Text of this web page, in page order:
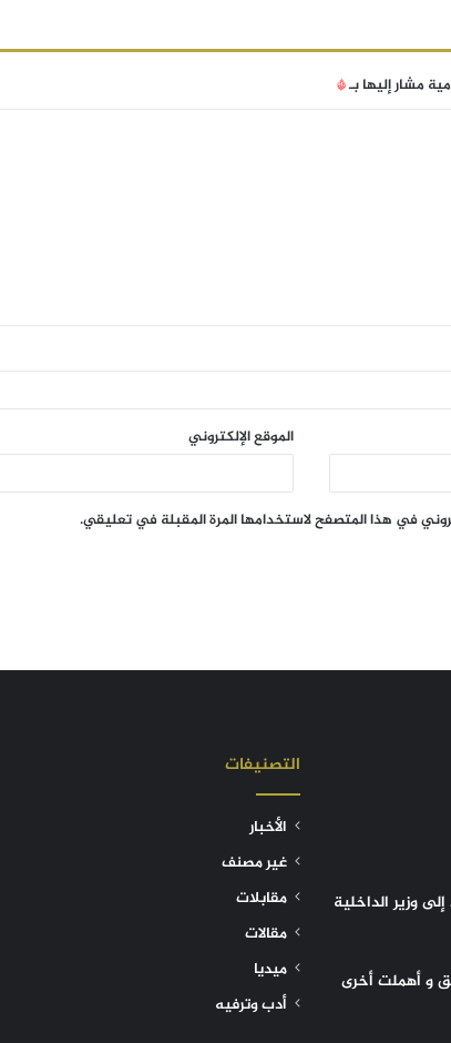
مشار إليها بـ*
الموقع الإلكتروني
في هذا المتصفح لاستخدامها المرة المقبلة في تعليقي.
وزير الداخلية
و أهملت أخرى
التصنيفات
الأخبار
غير مصنف
مقابلات
مقالات
ميديا
أدب وترفيه